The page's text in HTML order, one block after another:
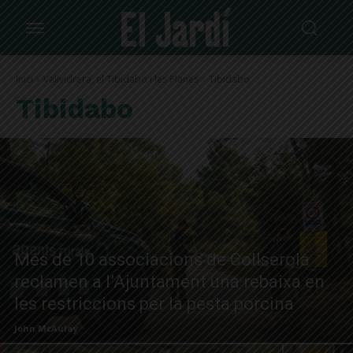
Inici Vallvidrera, el Tibidabo i les Planes Tibidabo
Tibidabo
Més de 10 associacions de Collserola
reclamen a l’Ajuntament una rebaixa en
les restriccions per la pesta porcina
John McAulay